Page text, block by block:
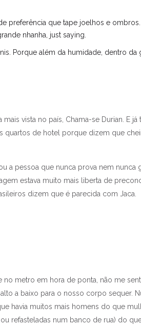
preferência que tape joelhos e
nhanha, just saying.
Porque além da humidade, dentro da
vista no país, Chama-se Durian. E
quartos de hotel porque dizem que
a pessoa que nunca prova nem nunca
estava muito mais liberta de
dizem que é parecida com Jaca.
no metro em hora de ponta, não me
a baixo para o nosso corpo sequer.
havia muitos mais homens do que
refasteladas num banco de rua) do